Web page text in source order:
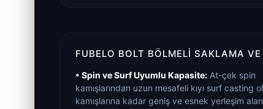
FUBELO BOLT BÖLMELI SAKLAMA
• Spin ve Surf Uyumlu Kapasite: At-çek spin
kamışlarından uzun mesafeli kıyı surf casting
kamışlarına kadar geniş ve esnek yerleşim